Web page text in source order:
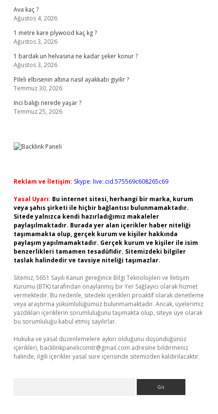
Ava kaç ?
Ağustos 4, 2026
1 metre kare plywood kaç kg ?
Ağustos 3, 2026
1 bardak un helvasına ne kadar şeker konur ?
Ağustos 3, 2026
Pileli elbisenin altına nasıl ayakkabı giyilir ?
Temmuz 30, 2026
Inci balığı nerede yaşar ?
Temmuz 25, 2026
Reklam ve İletişim: Skype: live:.cid.575569c608265c69
Yasal Uyarı: Bu internet sitesi, herhangi bir marka, kurum
veya şahıs şirketi ile hiçbir bağlantısı bulunmamaktadır.
Sitede yalnızca kendi hazırladığımız makaleler
paylaşılmaktadır. Burada yer alan içerikler haber niteliği
taşımamakta olup, gerçek kurum ve kişiler hakkında
paylaşım yapılmamaktadır. Gerçek kurum ve kişiler ile isim
benzerlikleri tamamen tesadüfidir. Sitemizdeki bilgiler
taslak halindedir ve tavsiye niteliği taşımazlar.
Sitemiz, 5651 Sayılı Kanun gereğince Bilgi Teknolojileri ve İletişim
Kurumu (BTK) tarafından onaylanmış bir Yer Sağlayıcı olarak hizmet
vermektedir. Bu nedenle, sitedeki içerikleri proaktif olarak denetleme
veya araştırma yükümlülüğümüz bulunmamaktadır. Ancak, üyelerimiz
yazdıkları içeriklerin sorumluluğunu taşımakta olup, siteye üye olarak
bu sorumluluğu kabul etmiş sayılırlar.
Hukuka ve yasal düzenlemelere aykırı olduğunu düşündüğünüz
içerikleri, backlinkpanelicomtr@gmail.com adresine bildirmeniz
halinde, ilgili içerikler yasal süre içerisinde sitemizden kaldırılacaktır.